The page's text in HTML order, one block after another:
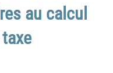
au calcul